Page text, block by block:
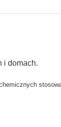
i domach.